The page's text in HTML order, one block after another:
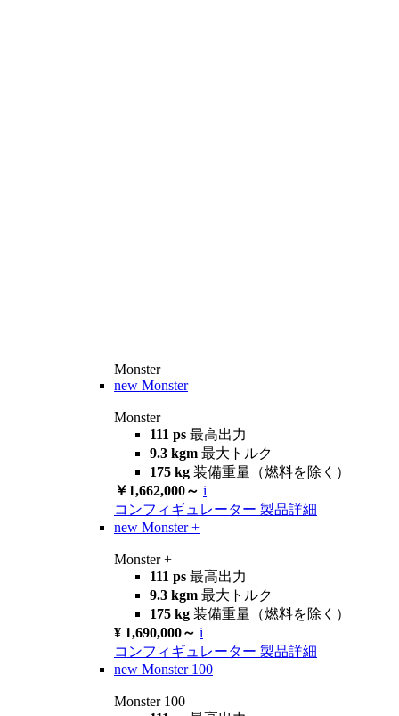
Monster
new Monster
Monster
111 ps 最高出力
9.3 kgm 最大トルク
175 kg 装備重量（燃料を除く）
￥1,662,000～ i
コンフィギュレーター 製品詳細
new Monster +
Monster +
111 ps 最高出力
9.3 kgm 最大トルク
175 kg 装備重量（燃料を除く）
¥ 1,690,000～ i
コンフィギュレーター 製品詳細
new Monster 100
Monster 100